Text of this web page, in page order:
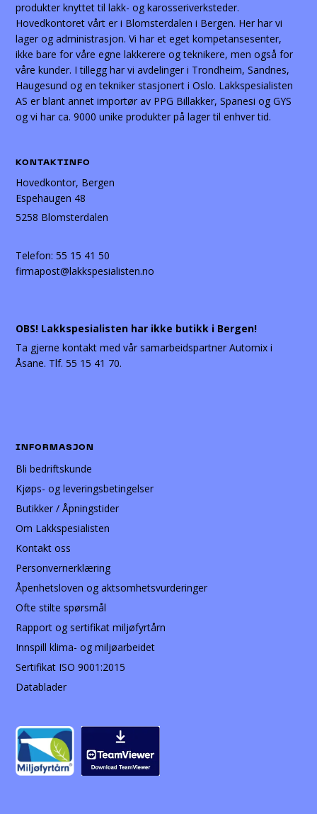
produkter knyttet til lakk- og karosseriverksteder.
Hovedkontoret vårt er i Blomsterdalen i Bergen. Her har vi
lager og administrasjon. Vi har et eget kompetansesenter,
ikke bare for våre egne lakkerere og teknikere, men også for
våre kunder. I tillegg har vi avdelinger i Trondheim, Sandnes,
Haugesund og en tekniker stasjonert i Oslo. Lakkspesialisten
AS er blant annet importør av PPG Billakker, Spanesi og GYS
og vi har ca. 9000 unike produkter på lager til enhver tid.
KONTAKTINFO
Hovedkontor, Bergen
Espehaugen 48
5258 Blomsterdalen
Telefon:55 15 41 50
firmapost@lakkspesialisten.no
OBS! Lakkspesialisten har ikke butikk i Bergen!
Ta gjerne kontakt med vår samarbeidspartner Automix i
Åsane. Tlf. 55 15 41 70.
INFORMASJON
Bli bedriftskunde
Kjøps- og leveringsbetingelser
Butikker / Åpningstider
Om Lakkspesialisten
Kontakt oss
Personvernerklæring
Åpenhetsloven og aktsomhetsvurderinger
Ofte stilte spørsmål
Rapport og sertifikat miljøfyrtårn
Innspill klima- og miljøarbeidet
Sertifikat ISO 9001:2015
Datablader